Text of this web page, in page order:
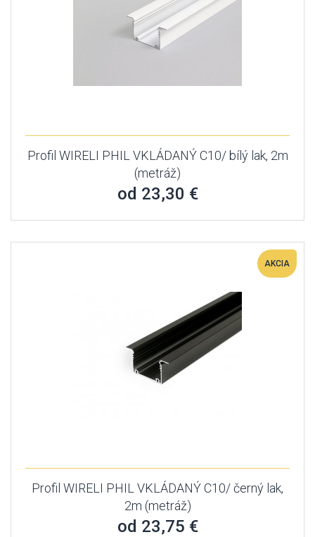
Profil WIRELI PHIL VKLÁDANÝ C10/ bílý lak, 2m
(metráž)
od 23,30 €
AKCIA
Profil WIRELI PHIL VKLÁDANÝ C10/ černý lak,
2m (metráž)
od 23,75 €